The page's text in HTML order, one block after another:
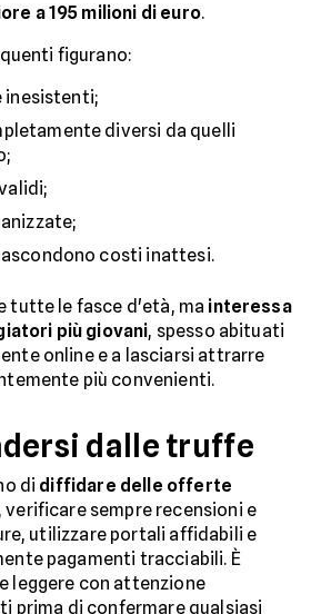
a 195 milioni di euro.
figurano:
diversi da quelli
costi inattesi.
tutte le fasce d'età, ma interessa
più giovani, spesso abituati
online e a lasciarsi attrarre
più convenienti.
dalle truffe
di diffidare delle offerte
verificare sempre recensioni e
utilizzare portali affidabili e
pagamenti tracciabili. È
leggere con attenzione
prima di confermare qualsiasi